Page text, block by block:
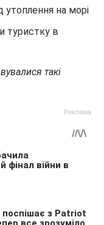
утоплення на морі
туристку в
такі